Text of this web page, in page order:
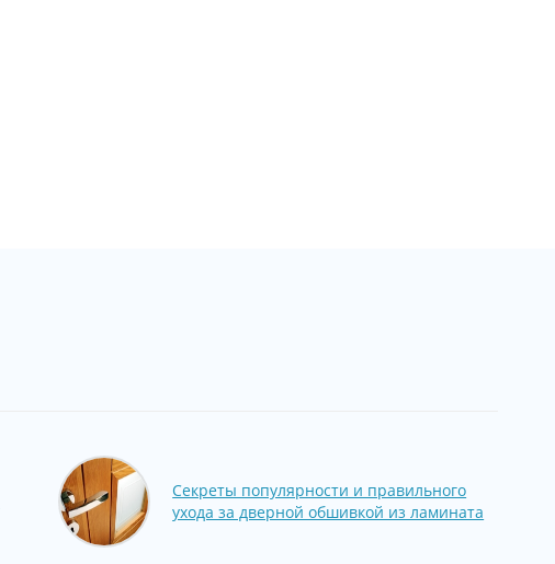
Секреты популярности и правильного
ухода за дверной обшивкой из ламината